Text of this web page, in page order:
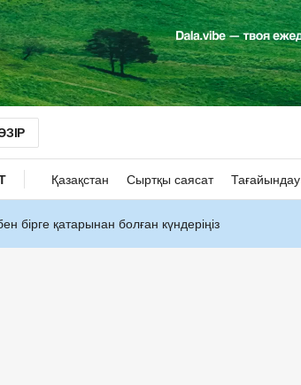
Қазақстан Сыртқы саясат Тағайындау
бірге қатарынан болған күндеріңіз